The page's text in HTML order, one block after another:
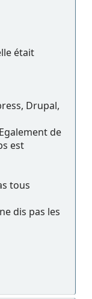
était
Drupal,
de
est
tous
dis pas les